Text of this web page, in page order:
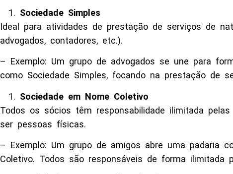
Sociedade Simples
Ideal para atividades de prestação de serviços de
advogados, contadores, etc.).
– Exemplo: Um grupo de advogados se une para
como Sociedade Simples, focando na prestação de
Sociedade em Nome Coletivo
Todos os sócios têm responsabilidade ilimitada
ser pessoas físicas.
– Exemplo: Um grupo de amigos abre uma padaria
Coletivo. Todos são responsáveis de forma ilimitada